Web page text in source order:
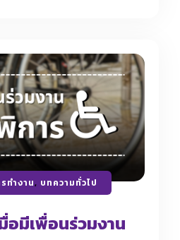
ทำงาน, บทความทั่วไป
อมีเพื่อนร่วมงาน